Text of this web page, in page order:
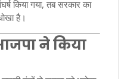
किया गया, तब सरकार का
है।
ने किया